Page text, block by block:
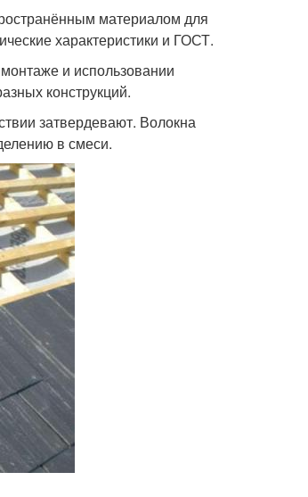
материалом для
характеристики и ГОСТ.
и использовании
конструкций.
затвердевают. Волокна
в смеси.